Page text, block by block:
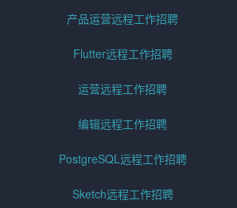
产品运营远程工作招聘
Flutter远程工作招聘
运营远程工作招聘
编辑远程工作招聘
PostgreSQL远程工作招聘
Sketch远程工作招聘